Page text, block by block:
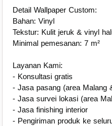
Detail Wallpaper Custom:
Bahan: Vinyl
Tekstur: Kulit jeruk & vinyl
Minimal pemesanan: 7 m²
Layanan Kami:
- Konsultasi gratis
- Jasa pasang (area Malang
- Jasa survei lokasi (area
- Jasa finishing interior
- Pengiriman produk ke